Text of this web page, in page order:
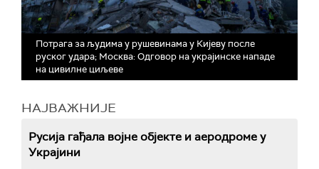
Потрага за људима у рушевинама у Кијеву после
руског удара; Москва: Одговор на украјинске нападе
на цивилне циљеве
НАЈВАЖНИЈЕ
Русија гађала војне објекте и аеродроме у
Украјини